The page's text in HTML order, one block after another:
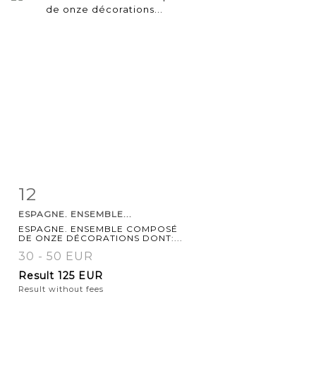
Item detail
12
ESPAGNE. ENSEMBLE...
ESPAGNE. ENSEMBLE COMPOSÉ
DE ONZE DÉCORATIONS DONT:...
30 - 50 EUR
Result 125 EUR
Result without fees